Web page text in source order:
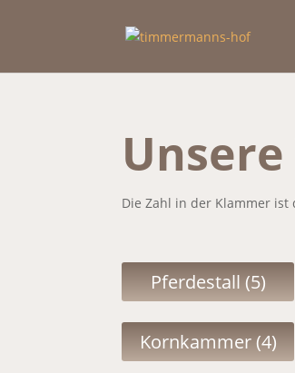
Die Zahl in der Klammer
Pferdestall (5)
Kornkammer (4)